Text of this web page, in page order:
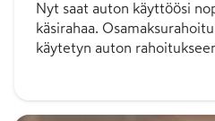
Nyt saat auton käyttöösi
käsirahaa.
käytetyn auton